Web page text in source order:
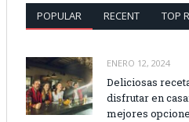
POPULAR RECENT TOP
ENERO 12, 2024
Deliciosas
disfrutar en
mejores